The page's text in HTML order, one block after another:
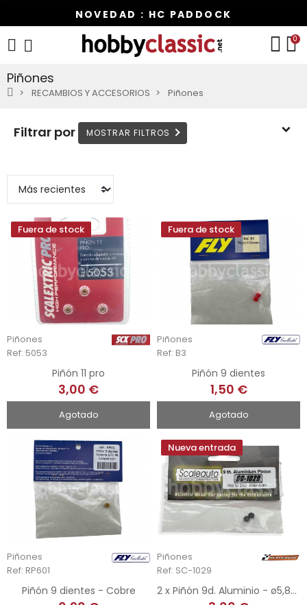
NOVEDAD : HC PADDOCK
0
Piñones
RECAMBIOS Y ACCESORIOS Piñones
Filtrar por
Fuera de stock
Piñones
Ref: 5053
Piñón 11 pro
3,00 €
Agotado
Fuera de stock
Piñones
Ref: B3
Piñón 9 dientes
1,50 €
Agotado
Piñones
Ref: RP601
Piñón 9 dientes - Cobre
Nueva entrada
Piñones
Ref: SC-1029
2 x Piñón 9d. Aluminio - ø5,80mm